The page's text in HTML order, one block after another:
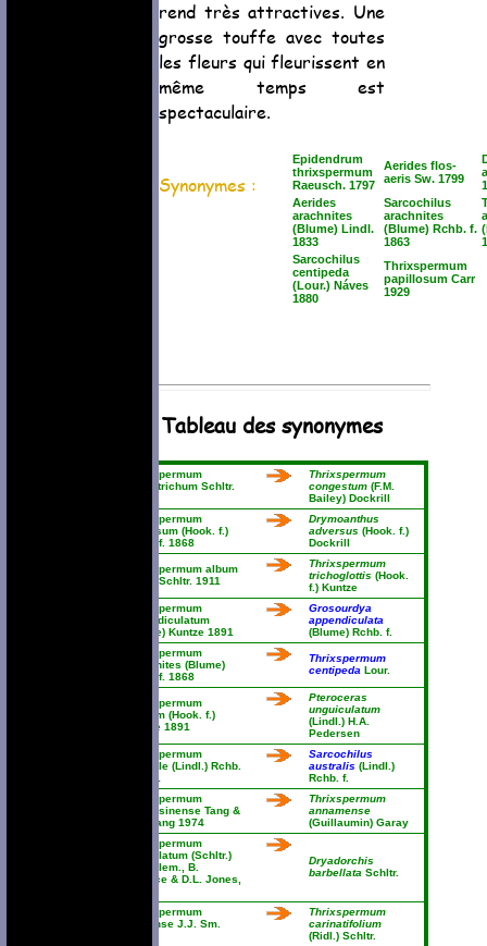
rend très attractives. Une
grosse touffe avec toutes
les fleurs qui fleurissent en
même temps est
spectaculaire.
Synonymes :
Epidendrum
thrixspermum
Raeusch. 1797
Aerides flos-
aeris Sw. 1799
Aerides
arachnites
(Blume) Lindl.
1833
Sarcochilus
arachnites
(Blume) Rchb. f.
1863
Sarcochilus
centipeda
(Lour.) Náves
1880
Thrixspermum
papillosum Carr
1929
Tableau des synonymes
Thrixspermum
adenotrichum Schltr.
Thrixspermum
congestum (F.M.
Bailey) Dockrill
Thrixspermum
adversum (Hook. f.)
Rchb. f. 1868
Drymoanthus
adversus (Hook. f.)
Dockrill
Thrixspermum album
(Ridl.) Schltr. 1911
Thrixspermum
trichoglottis (Hook.
f.) Kuntze
Thrixspermum
appendiculatum
(Blume) Kuntze 1891
Grosourdya
appendiculata
(Blume) Rchb. f.
Thrixspermum
arachnites (Blume)
Rchb. f. 1868
Thrixspermum
centipeda Lour.
Thrixspermum
aureum (Hook. f.)
Kuntze 1891
Pteroceras
unguiculatum
(Lindl.) H.A.
Pedersen
Thrixspermum
australe (Lindl.) Rchb.
Sarcochilus
australis (Lindl.)
Rchb. f.
Thrixspermum
austrosinense Tang &
F.T. Wang 1974
Thrixspermum
annamense
(Guillaumin) Garay
Thrixspermum
barbellatum (Schltr.)
M.A. Clem., B.
Wallace & D.L. Jones,
Dryadorchis
barbellata Schltr.
Thrixspermum
batuense J.J. Sm.
Thrixspermum
carinatifolium
(Ridl.) Schltr.